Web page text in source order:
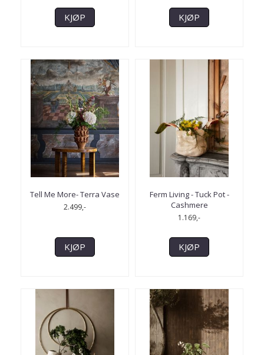
KJØP KJØP
Tell Me More- Terra Vase
2.499,-
KJØP
Ferm Living - Tuck Pot -
Cashmere
1.169,-
KJØP